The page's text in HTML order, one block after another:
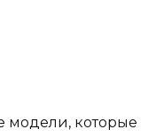
модели, которые